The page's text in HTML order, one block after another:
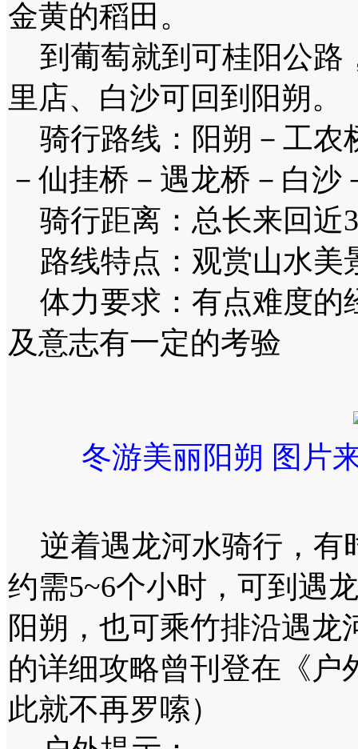
金黄的稻田。
到葡萄就到可桂阳公路
里店、白沙可回到阳朔。
骑行路线：阳朔－工农
－仙挂桥－遇龙桥－白沙
骑行距离：总长来回近
路线特点：观赏山水美
体力要求：有点难度的
及意志有一定的考验
冬游美丽阳朔 图片
逆着遇龙河水骑行，有
约需5~6个小时，可到遇
阳朔，也可乘竹排沿遇
的详细攻略曾刊登在《户
此就不再罗嗦）